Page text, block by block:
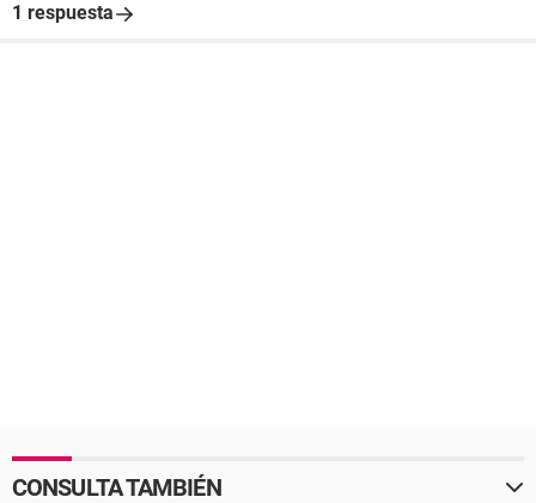
1 respuesta
CONSULTA TAMBIÉN